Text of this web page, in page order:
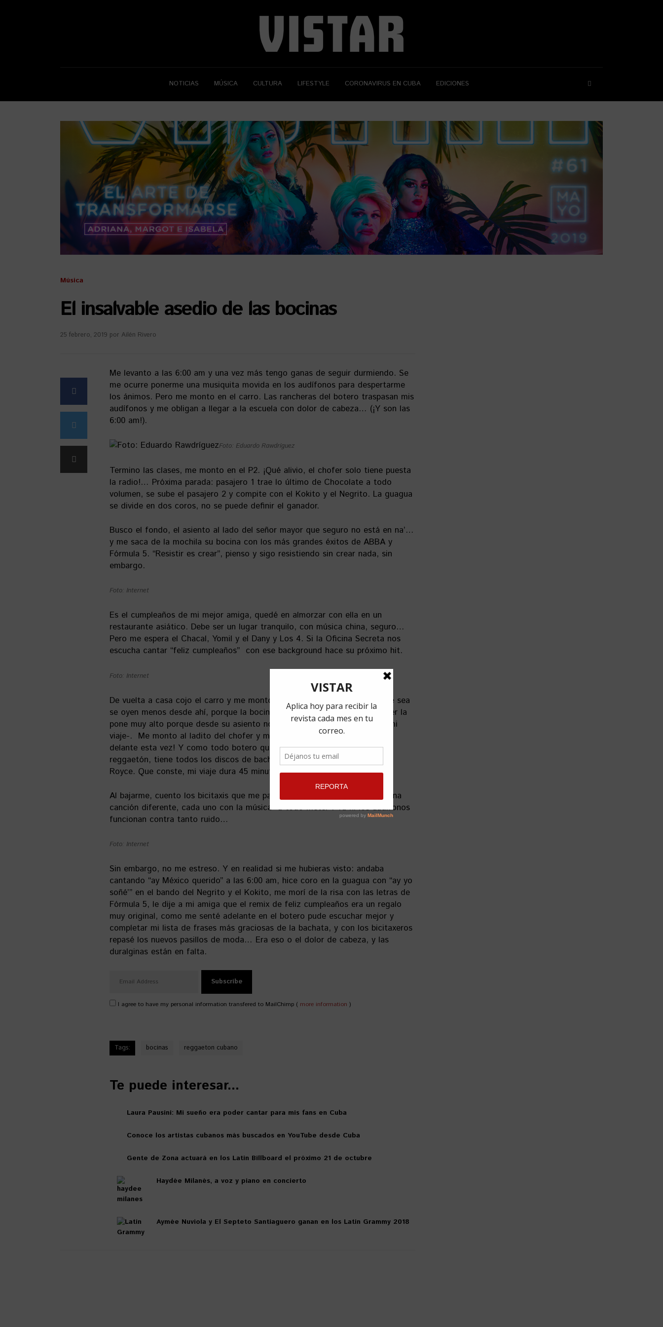
NOTICIAS MÚSICA CULTURA LIFESTYLE CORONAVIRUS EN CUBA EDICIONES
Música
El insalvable asedio de las bocinas
25 febrero, 2019 por Ailén Rivero
Me levanto a las 6:00 am y una vez más tengo ganas de seguir durmiendo. Se
me ocurre ponerme una musiquita movida en los audífonos para despertarme
los ánimos. Pero me monto en el carro. Las rancheras del botero traspasan mis
audífonos y me obligan a llegar a la escuela con dolor de cabeza… (¡Y son las
6:00 am!).
Foto: Eduardo Rawdríguez
Termino las clases, me monto en el P2. ¡Qué alivio, el chofer solo tiene puesta
la radio!… Próxima parada: pasajero 1 trae lo último de Chocolate a todo
volumen, se sube el pasajero 2 y compite con el Kokito y el Negrito. La guagua
se divide en dos coros, no se puede definir el ganador.
Busco el fondo, el asiento al lado del señor mayor que seguro no está en na’…
y me saca de la mochila su bocina con los más grandes éxitos de ABBA y
Fórmula 5. “Resistir es crear”, pienso y sigo resistiendo sin crear nada, sin
embargo.
Foto: Internet
Es el cumpleaños de mi mejor amiga, quedé en almorzar con ella en un
restaurante asiático. Debe ser un lugar tranquilo, con música china, seguro…
Pero me espera el Chacal, Yomil y el Dany y Los 4. Si la Oficina Secreta nos
escucha cantar “feliz cumpleaños” con ese background hace su próximo hit.
Foto: Internet
De vuelta a casa cojo el carro y me monto alante. “Las rancheras o lo que sea
se oyen menos desde ahí, porque la bocina siempre está al final y el chofer la
pone muy alto porque desde su asiento no se escucha…” -yo planeando mi
viaje-. Me monto al ladito del chofer y me quedo sorda, ¡la bocina está
delante esta vez! Y como todo botero que se respete, si no escucha
reggaetón, tiene todos los discos de bachata de Romeo Santos y Prince
Royce. Que conste, mi viaje dura 45 minutos. ¡45 minutos de bachata!
Al bajarme, cuento los bicitaxis que me pasan por al lado, cada uno con una
canción diferente, cada uno con la música “a todo meter”. Ya ni los audífonos
funcionan contra tanto ruido…
Foto: Internet
Sin embargo, no me estreso. Y en realidad si me hubieras visto: andaba
cantando “ay México querido” a las 6:00 am, hice coro en la guagua con “ay yo
soñé’” en el bando del Negrito y el Kokito, me morí de la risa con las letras de
Fórmula 5, le dije a mi amiga que el remix de feliz cumpleaños era un regalo
muy original, como me senté adelante en el botero pude escuchar mejor y
completar mi lista de frases más graciosas de la bachata, y con los bicitaxeros
repasé los nuevos pasillos de moda… Era eso o el dolor de cabeza, y las
duralginas están en falta.
I agree to have my personal information transfered to MailChimp ( more information )
Tags: bocinas reggaeton cubano
Te puede interesar...
Laura Pausini: Mi sueño era poder cantar para mis fans en Cuba
Conoce los artistas cubanos más buscados en YouTube desde Cuba
Gente de Zona actuará en los Latin Billboard el próximo 21 de octubre
Haydée Milanés, a voz y piano en concierto
Aymée Nuviola y El Septeto Santiaguero ganan en los Latin Grammy 2018